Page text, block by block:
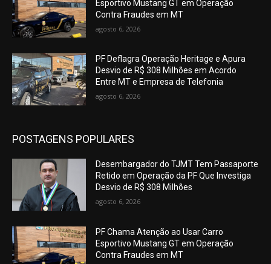
Esportivo Mustang GT em Operação
Contra Fraudes em MT
agosto 6, 2026
PF Deflagra Operação Heritage e Apura
Desvio de R$ 308 Milhões em Acordo
Entre MT e Empresa de Telefonia
agosto 6, 2026
POSTAGENS POPULARES
Desembargador do TJMT Tem Passaporte
Retido em Operação da PF Que Investiga
Desvio de R$ 308 Milhões
agosto 6, 2026
PF Chama Atenção ao Usar Carro
Esportivo Mustang GT em Operação
Contra Fraudes em MT